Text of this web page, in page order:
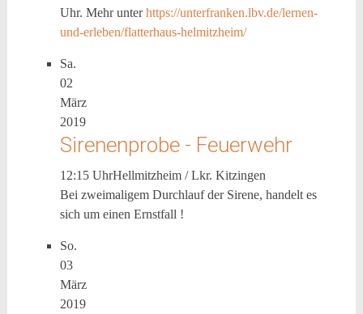
Uhr. Mehr unterhttps://unterfranken.lbv.de/lernen-
und-erleben/flatterhaus-helmitzheim/
Sa.
02
März
2019
Sirenenprobe - Feuerwehr
12:15 UhrHellmitzheim / Lkr. Kitzingen
Bei zweimaligem Durchlauf der Sirene, handelt es
sich um einen Ernstfall !
So.
03
März
2019